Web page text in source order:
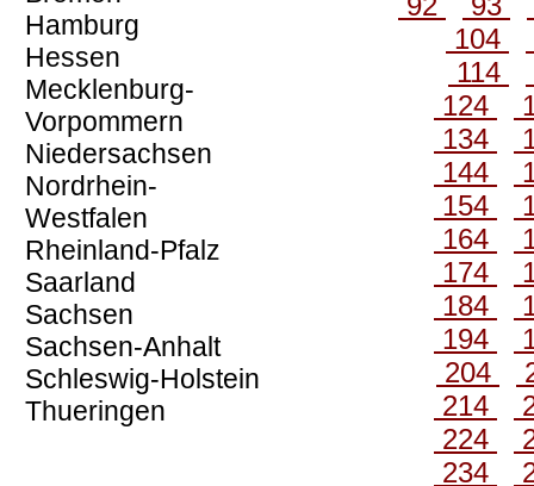
Hamburg
Hessen
Mecklenburg-
Vorpommern
Niedersachsen
Nordrhein-
Westfalen
Rheinland-Pfalz
Saarland
Sachsen
Sachsen-Anhalt
Schleswig-Holstein
Thueringen
104
114
124
134
144
154
164
174
184
194
204
214
224
234